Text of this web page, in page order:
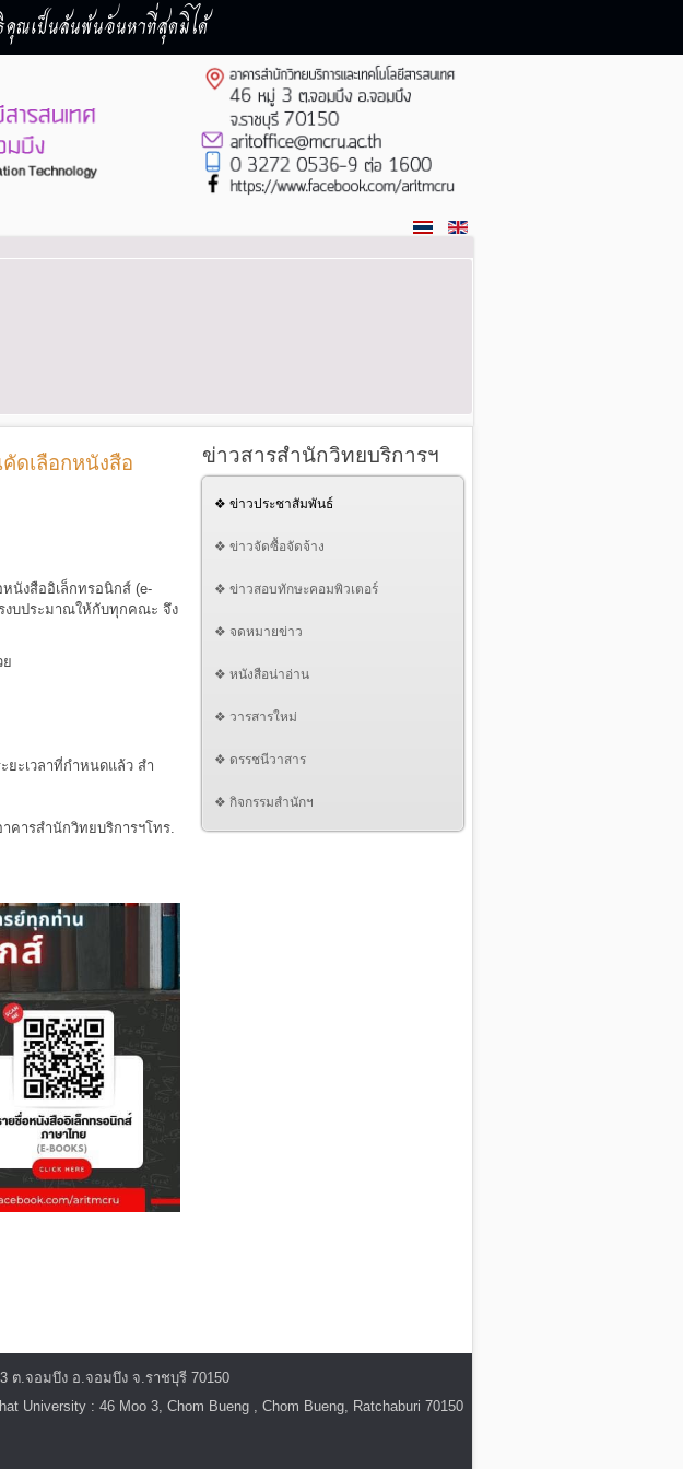
ณเป็นล้นพ้นอันหาที่สุดมิได้
ดเลือกหนังสือ
นังสืออิเล็กทรอนิกส์ (e-
งบประมาณให้กับทุกคณะ จึง
ยะเวลาที่กำหนดแล้ว สำ
คารสำนักวิทยบริการฯโทร.
ข่าวสารสำนักวิทยบริการฯ
❖ ข่าวประชาสัมพันธ์
❖ ข่าวจัดซื้อจัดจ้าง
❖ ข่าวสอบทักษะคอมพิวเตอร์
❖ จดหมายข่าว
❖ หนังสือน่าอ่าน
❖ วารสารใหม่
❖ ดรรชนีวาสาร
❖ กิจกรรมสำนักฯ
ต.จอมบึง อ.จอมบึง จ.ราชบุรี 70150
University : 46 Moo 3, Chom Bueng , Chom Bueng, Ratchaburi 70150